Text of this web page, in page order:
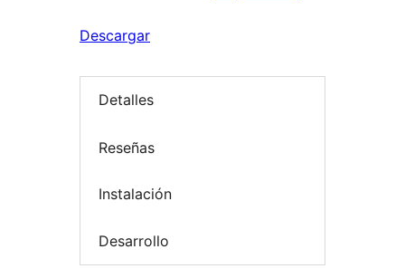
Descargar
Detalles
Reseñas
Instalación
Desarrollo